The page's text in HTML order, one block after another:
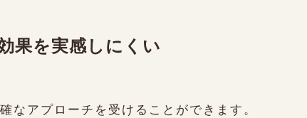
果を実感しにくい
なアプローチを受けることができます。